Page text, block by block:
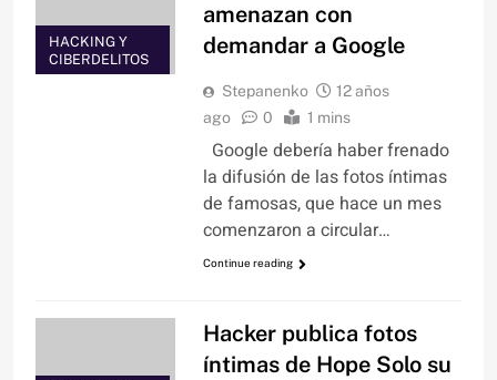
HACKING Y
CIBERDELITOS
amenazan con
demandar a Google
Stepanenko
12 años
ago
0 1 mins
Google debería haber frenado
la difusión de las fotos íntimas
de famosas, que hace un mes
comenzaron a circular…
Continue reading
Hacker publica fotos
íntimas de Hope Solo su